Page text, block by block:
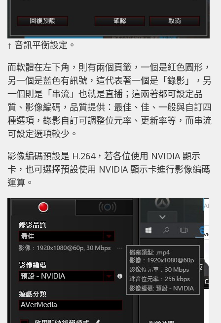
↑ 音訊平衡設定。
而軟體在左下角，則有兩個頁籤，一個是紅色圓形，
另一個是藍色有訊號，這代表著一個是「錄影」，另
一個則是「串流」也就是直播；這兩著都可設定品
質、影像編碼，品質提供：最佳、佳、一般與自訂四
種選項，錄影自訂可調整位元率、更新率等，而串流
可設定選項較少。
影像編碼預設是 H.264，若各位使用 NVIDIA 顯示
卡，也可選擇預設使用 NVIDIA 顯示卡進行影像編碼
運算。